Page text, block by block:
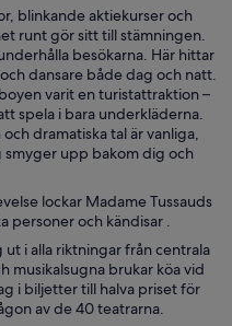
blinkande aktiekurser och
runt gör sitt till stämningen.
besökarna. Här hittar
dansare både dag och natt.
varit en turistattraktion –
spela i bara underkläderna.
dramatiska tal är vanliga,
smyger upp bakom dig och
lockar Madame Tussauds
personer och kändisar .
i alla riktningar från centrala
musikalsugna brukar köa vid
i biljetter till halva priset för
av de 40 teatrarna.